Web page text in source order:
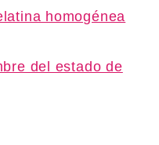
homogénea
del estado de